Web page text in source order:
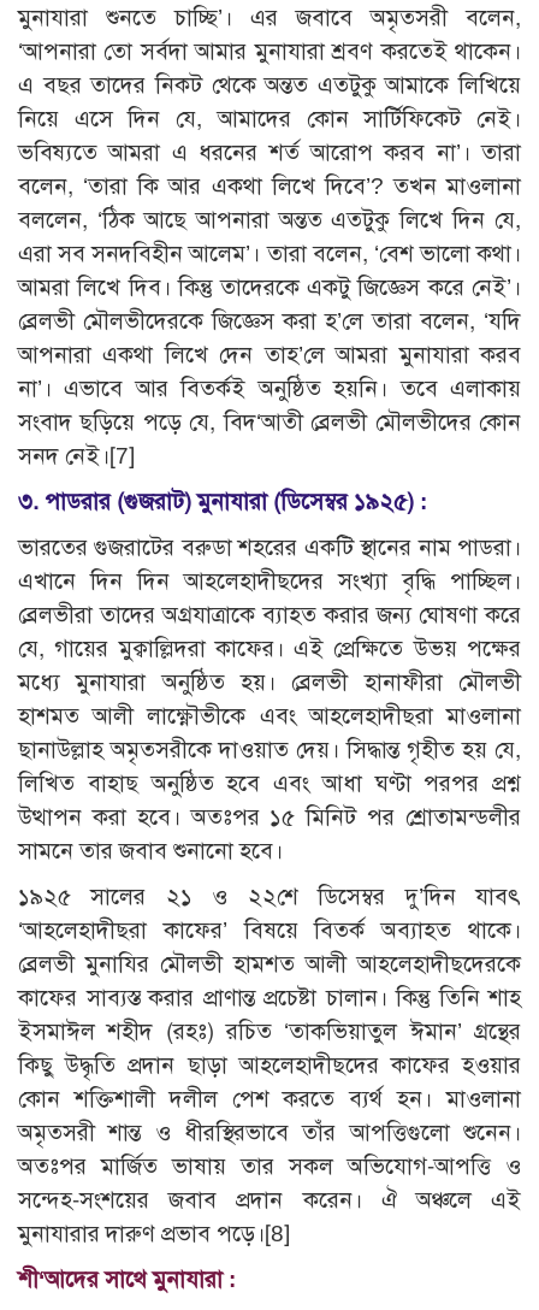
মুনাযারা শুনতে চাচ্ছি’। এর জবাবে অমৃতসরী বলেন,
‘আপনারা তো সর্বদা আমার মুনাযারা শ্রবণ করতেই থাকেন।
এ বছর তাদের নিকট থেকে অন্তত এতটুকু আমাকে লিখিয়ে
নিয়ে এসে দিন যে, আমাদের কোন সার্টিফিকেট নেই।
ভবিষ্যতে আমরা এ ধরনের শর্ত আরোপ করব না’। তারা
বলেন, ‘তারা কি আর একথা লিখে দিবে’? তখন মাওলানা
বললেন, ‘ঠিক আছে আপনারা অন্তত এতটুকু লিখে দিন যে,
এরা সব সনদবিহীন আলেম’। তারা বলেন, ‘বেশ ভালো কথা।
আমরা লিখে দিব। কিন্তু তাদেরকে একটু জিজ্ঞেস করে নেই’।
ব্রেলভী মৌলভীদেরকে জিজ্ঞেস করা হ’লে তারা বলেন, ‘যদি
আপনারা একথা লিখে দেন তাহ’লে আমরা মুনাযারা করব
না’। এভাবে আর বিতর্কই অনুষ্ঠিত হয়নি। তবে এলাকায়
সংবাদ ছড়িয়ে পড়ে যে, বিদ‘আতী ব্রেলভী মৌলভীদের কোন
সনদ নেই।[7]
৩. পাডরার (গুজরাট) মুনাযারা (ডিসেম্বর ১৯২৫) :
ভারতের গুজরাটের বরুডা শহরের একটি স্থানের নাম পাডরা।
এখানে দিন দিন আহলেহাদীছদের সংখ্যা বৃদ্ধি পাচ্ছিল।
ব্রেলভীরা তাদের অগ্রযাত্রাকে ব্যাহত করার জন্য ঘোষণা করে
যে, গায়ের মুক্বাল্লিদরা কাফের। এই প্রেক্ষিতে উভয় পক্ষের
মধ্যে মুনাযারা অনুষ্ঠিত হয়। ব্রেলভী হানাফীরা মৌলভী
হাশমত আলী লাক্ষ্ণৌভীকে এবং আহলেহাদীছরা মাওলানা
ছানাউল্লাহ অমৃতসরীকে দাওয়াত দেয়। সিদ্ধান্ত গৃহীত হয় যে,
লিখিত বাহাছ অনুষ্ঠিত হবে এবং আধা ঘণ্টা পরপর প্রশ্ন
উত্থাপন করা হবে। অতঃপর ১৫ মিনিট পর শ্রোতামন্ডলীর
সামনে তার জবাব শুনানো হবে।
১৯২৫ সালের ২১ ও ২২শে ডিসেম্বর দু’দিন যাবৎ
‘আহলেহাদীছরা কাফের’ বিষয়ে বিতর্ক অব্যাহত থাকে।
ব্রেলভী মুনাযির মৌলভী হামশত আলী আহলেহাদীছদেরকে
কাফের সাব্যস্ত করার প্রাণান্ত প্রচেষ্টা চালান। কিন্তু তিনি শাহ
ইসমাঈল শহীদ (রহঃ) রচিত ‘তাকভিয়াতুল ঈমান’ গ্রন্থের
কিছু উদ্ধৃতি প্রদান ছাড়া আহলেহাদীছদের কাফের হওয়ার
কোন শক্তিশালী দলীল পেশ করতে ব্যর্থ হন। মাওলানা
অমৃতসরী শান্ত ও ধীরস্থিরভাবে তাঁর আপত্তিগুলো শুনেন।
অতঃপর মার্জিত ভাষায় তার সকল অভিযোগ-আপত্তি ও
সন্দেহ-সংশয়ের জবাব প্রদান করেন। ঐ অঞ্চলে এই
মুনাযারার দারুণ প্রভাব পড়ে।[8]
শী‘আদের সাথে মুনাযারা :